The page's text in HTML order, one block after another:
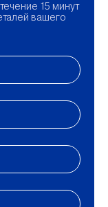
15 минут
вашего